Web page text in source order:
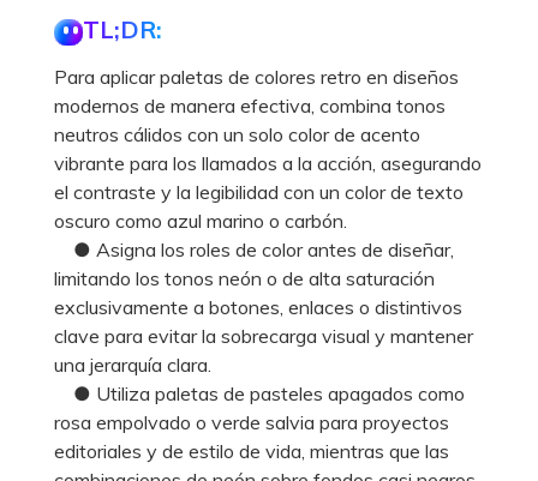
TL;DR:
Para aplicar paletas de colores retro en diseños
modernos de manera efectiva, combina tonos
neutros cálidos con un solo color de acento
vibrante para los llamados a la acción, asegurando
el contraste y la legibilidad con un color de texto
oscuro como azul marino o carbón.
● Asigna los roles de color antes de diseñar,
limitando los tonos neón o de alta saturación
exclusivamente a botones, enlaces o distintivos
clave para evitar la sobrecarga visual y mantener
una jerarquía clara.
● Utiliza paletas de pasteles apagados como
rosa empolvado o verde salvia para proyectos
editoriales y de estilo de vida, mientras que las